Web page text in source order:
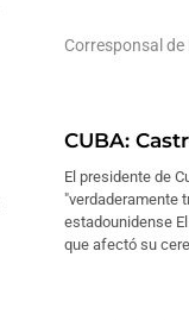
Corresponsal de
CUBA:
El presidente de
"verdaderamente
estadounidense
que afectó su